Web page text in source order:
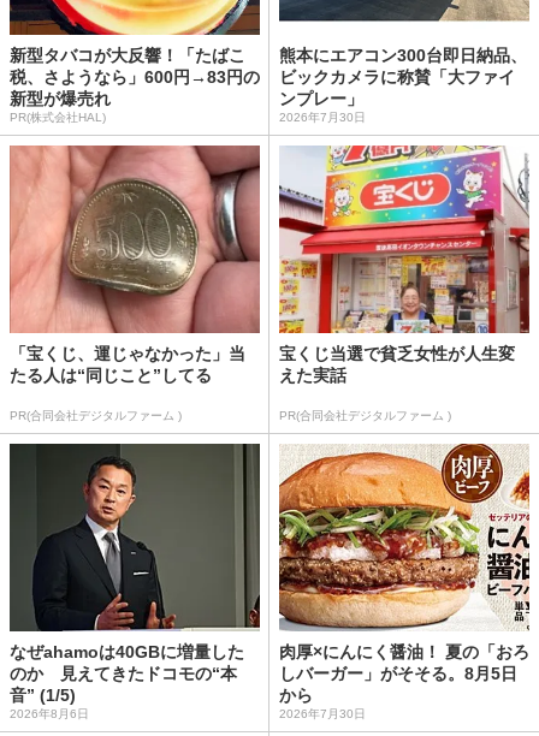
新型タバコが大反響！「たばこ
税、さようなら」600円→83円の
新型が爆売れ
PR(株式会社HAL)
熊本にエアコン300台即日納品、
ビックカメラに称賛「大ファイ
ンプレー」
2026年7月30日
「宝くじ、運じゃなかった」当
たる人は“同じこと”してる
PR(合同会社デジタルファーム )
宝くじ当選で貧乏女性が人生変
えた実話
PR(合同会社デジタルファーム )
なぜahamoは40GBに増量した
のか 見えてきたドコモの“本
音” (1/5)
2026年8月6日
肉厚×にんにく醤油！ 夏の「おろ
しバーガー」がそそる。8月5日
から
2026年7月30日